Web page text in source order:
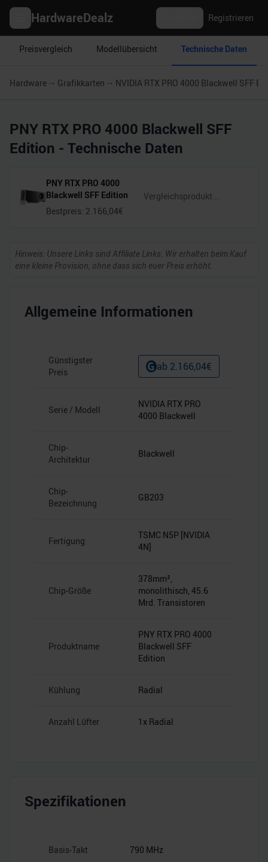
HardwareDealz Registrieren
Preisvergleich Modellübersicht Technische Daten
Hardware Grafikkarten NVIDIA RTX PRO 4000 Blackwell SFF
PNY RTX PRO 4000 Blackwell SFF
Edition - Technische Daten
PNY RTX PRO 4000
Blackwell SFF Edition
Bestpreis: 2.166,04€
Hinweis: Unsere Links sind Affiliate Links. Wir erhalten beim Kauf
eine kleine Provision, ohne dass sich euer Preis erhöht.
Allgemeine Informationen
Günstigster
Preis
ab 2.166,04€
Serie / Modell
NVIDIA RTX PRO
4000 Blackwell
Chip-
Architektur
Blackwell
Chip-
Bezeichnung
GB203
Fertigung
TSMC N5P [NVIDIA
4N]
Chip-Größe
378mm²,
monolithisch, 45.6
Mrd. Transistoren
Produktname
PNY RTX PRO 4000
Blackwell SFF
Edition
Kühlung Radial
Anzahl Lüfter 1x Radial
Spezifikationen
Basis-Takt 790 MHz